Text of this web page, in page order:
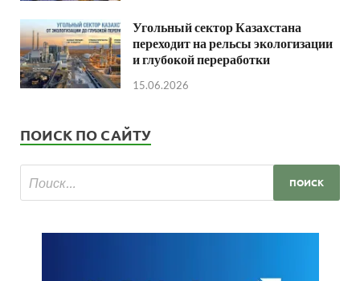
Угольный сектор Казахстана
переходит на рельсы экологизации
и глубокой переработки
15.06.2026
ПОИСК ПО САЙТУ